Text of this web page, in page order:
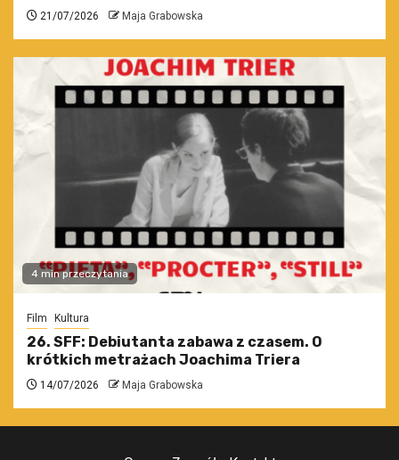
21/07/2026 Maja Grabowska
4 min przeczytania
Film Kultura
26. SFF: Debiutanta zabawa z czasem. O
krótkich metrażach Joachima Triera
14/07/2026 Maja Grabowska